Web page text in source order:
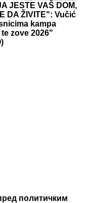
JESTE VAŠ DOM,
DA ŽIVITE": Vučić
kampa
zove 2026"
политичким